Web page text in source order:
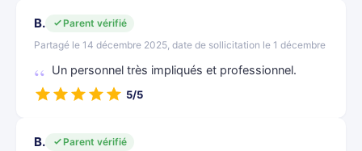
B.
Parent vérifié
Partagé le 14 décembre 2025, date de sollicitation le 1 décembre
Un personnel très impliqués et professionnel.
5/5
B.
Parent vérifié